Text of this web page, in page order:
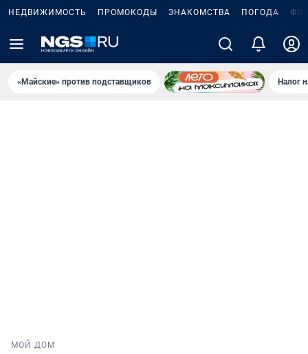
НЕДВИЖИМОСТЬ ПРОМОКОДЫ ЗНАКОМСТВА ПОГОДА
«Майские» против подставщиков Налог
МОЙ ДОМ